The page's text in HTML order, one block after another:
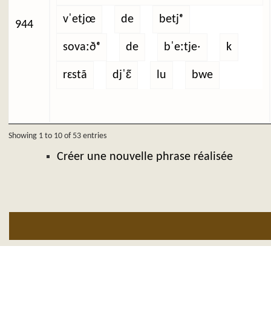
944 vˈetjœ de betjᵉ
sovaːðᵉ de bˈeːtjeˑ k
rɛstã djˈɛ̃ lu bwe
Showing 1 to 10 of 53 entries
Créer une nouvelle phrase réalisée